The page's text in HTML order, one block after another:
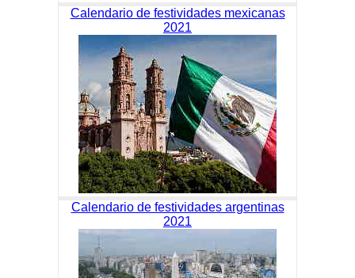
Calendario de festividades mexicanas
2021
Calendario de festividades argentinas
2021